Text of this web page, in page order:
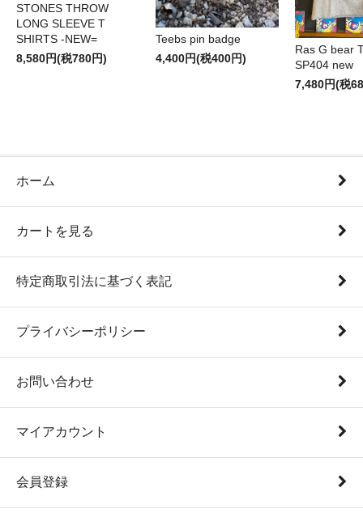
STONES THROW
LONG SLEEVE T
SHIRTS -NEW=
8,580円(税780円)
Teebs pin badge
4,400円(税400円)
Ras G bear
SP404 new
7,480円(税
ホーム
カートを見る
特定商取引法に基づく表記
プライバシーポリシー
お問い合わせ
マイアカウント
会員登録